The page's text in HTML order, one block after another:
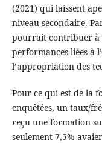
(2021) qui laissent
niveau secondaire.
pourrait contribuer à
performances liées à
l’appropriation des
Pour ce qui est de la
enquêtées, un taux/
reçu une formation
seulement 7,5%